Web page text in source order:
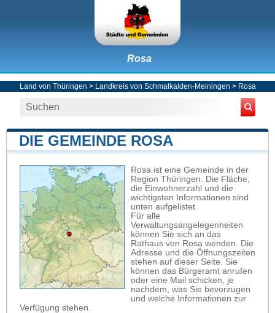
Rosa
Land von Thüringen > Landkreis von Schmalkalden-Meiningen > Rosa
DIE GEMEINDE ROSA
Rosa ist eine Gemeinde in der
Region Thüringen. Die Fläche,
die Einwohnerzahl und die
wichtigsten Informationen sind
unten aufgelistet.
Für alle
Verwaltungsangelegenheiten
können Sie sich an das
Rathaus von Rosa wenden. Die
Adresse und die Öffnungszeiten
stehen auf dieser Seite. Sie
können das Bürgeramt anrufen
oder eine Mail schicken, je
nachdem, was Sie bevorzugen
und welche Informationen zur
Verfügung stehen.